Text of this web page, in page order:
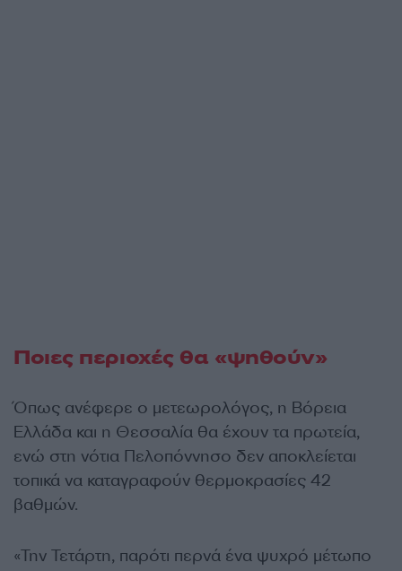
Ποιες περιοχές θα «ψηθούν»
Όπως ανέφερε ο μετεωρολόγος, η Βόρεια
Ελλάδα και η Θεσσαλία θα έχουν τα πρωτεία,
ενώ στη νότια Πελοπόννησο δεν αποκλείεται
τοπικά να καταγραφούν θερμοκρασίες 42
βαθμών.
«Την Τετάρτη, παρότι περνά ένα ψυχρό μέτωπο